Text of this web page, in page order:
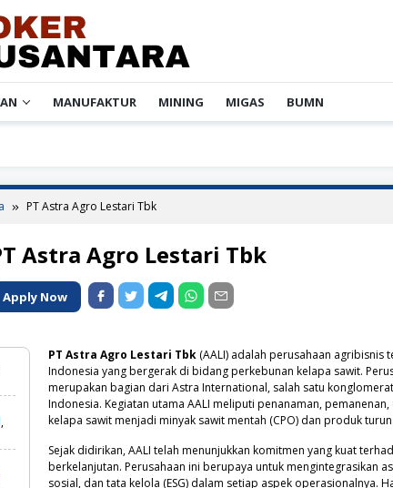
MANUFAKTUR MINING MIGAS BUMN
PT Astra Agro Lestari Tbk
Astra Agro Lestari Tbk
Apply Now
,
PT Astra Agro Lestari Tbk (AALI) adalah perusahaan agribisnis
Indonesia yang bergerak di bidang perkebunan kelapa sawit.
merupakan bagian dari Astra International, salah satu
Indonesia. Kegiatan utama AALI meliputi penanaman,
kelapa sawit menjadi minyak sawit mentah (CPO) dan produk
Sejak didirikan, AALI telah menunjukkan komitmen yang kuat
berkelanjutan. Perusahaan ini berupaya untuk mengintegrasikan
sosial, dan tata kelola (ESG) dalam setiap aspek operasionalnya.